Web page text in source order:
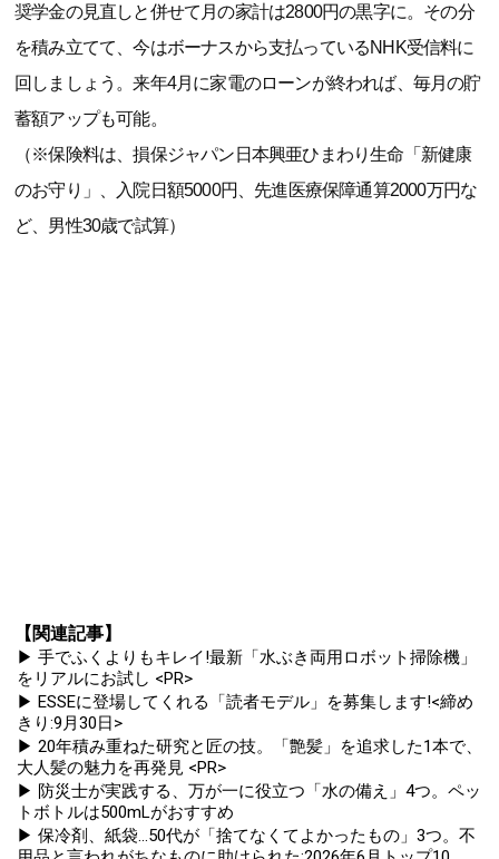
奨学金の見直しと併せて月の家計は2800円の黒字に。その分
を積み立てて、今はボーナスから支払っているNHK受信料に
回しましょう。来年4月に家電のローンが終われば、毎月の貯
蓄額アップも可能。
（※保険料は、損保ジャパン日本興亜ひまわり生命「新健康
のお守り」、入院日額5000円、先進医療保障通算2000万円な
ど、男性30歳で試算）
【関連記事】
▶ 手でふくよりもキレイ!最新「水ぶき両用ロボット掃除機」
をリアルにお試し <PR>
▶ ESSEに登場してくれる「読者モデル」を募集します!<締め
きり:9月30日>
▶ 20年積み重ねた研究と匠の技。「艶髪」を追求した1本で、
大人髪の魅力を再発見 <PR>
▶ 防災士が実践する、万が一に役立つ「水の備え」4つ。ペッ
トボトルは500mLがおすすめ
▶ 保冷剤、紙袋...50代が「捨てなくてよかったもの」3つ。不